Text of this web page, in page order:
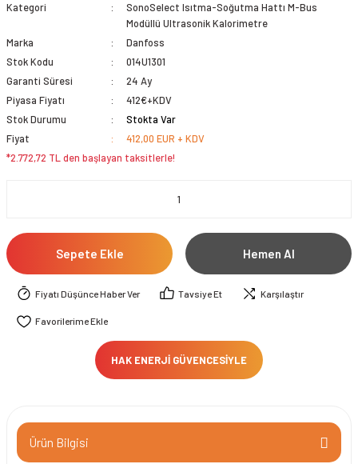
Kategori
SonoSelect Isıtma-Soğutma Hattı M-Bus
Modüllü Ultrasonik Kalorimetre
Marka
Danfoss
Stok Kodu
014U1301
Garanti Süresi
24 Ay
Piyasa Fiyatı
412€+KDV
Stok Durumu
Stokta Var
Fiyat
412,00 EUR + KDV
*2.772,72 TL den başlayan taksitlerle!
Sepete Ekle Hemen Al
Fiyatı Düşünce Haber Ver Tavsiye Et Karşılaştır
HAK ENERJİ GÜVENCESİYLE
Ürün Bilgisi